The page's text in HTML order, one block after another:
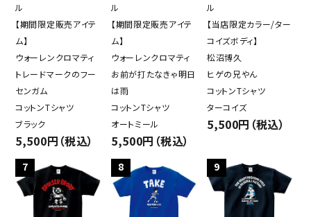
キーワード
カテゴリー
検索する
ル
【期間限定販売アイテ
ム】
ウォーレンクロマティ
トレードマークのフー
センガム
コットンTシャツ
ブラック
5,500円（税込）
ル
【期間限定販売アイテ
ム】
ウォーレンクロマティ
お前が打たなきゃ明日
は雨
コットンTシャツ
オートミール
5,500円（税込）
ル
【当店限定カラー/ター
コイズボディ】
松沼博久
ヒゲの兄やん
コットンTシャツ
ターコイズ
5,500円（税込）
7 8 9